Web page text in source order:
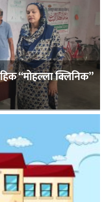
“मोहल्ला क्लिनिक”